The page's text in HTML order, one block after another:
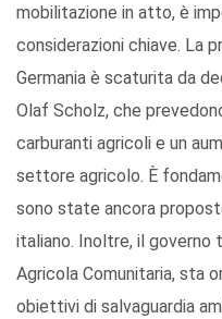
mobilitazione in atto, è
considerazioni chiave. La
Germania è scaturita da
Olaf Scholz, che
carburanti agricoli e un
settore agricolo. È
sono state ancora
italiano. Inoltre, il
Agricola Comunitaria, sta
obiettivi di salvaguardia